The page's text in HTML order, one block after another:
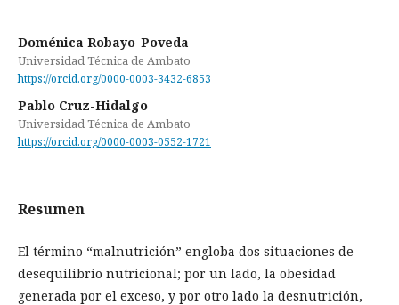
Doménica Robayo-Poveda
Universidad Técnica de Ambato
https://orcid.org/0000-0003-3432-6853
Pablo Cruz-Hidalgo
Universidad Técnica de Ambato
https://orcid.org/0000-0003-0552-1721
Resumen
El término “malnutrición” engloba dos situaciones de
desequilibrio nutricional; por un lado, la obesidad
generada por el exceso, y por otro lado la desnutrición,